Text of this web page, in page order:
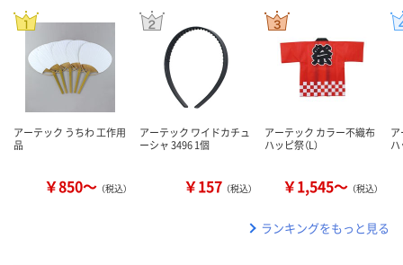
アーテック うちわ 工作用
品
￥850～ （税込）
アーテック ワイドカチュ
ーシャ 3496 1個
￥157 （税込）
アーテック カラー不織布
ハッピ祭（L）
￥1,545～ （税込）
ランキングをもっと見る